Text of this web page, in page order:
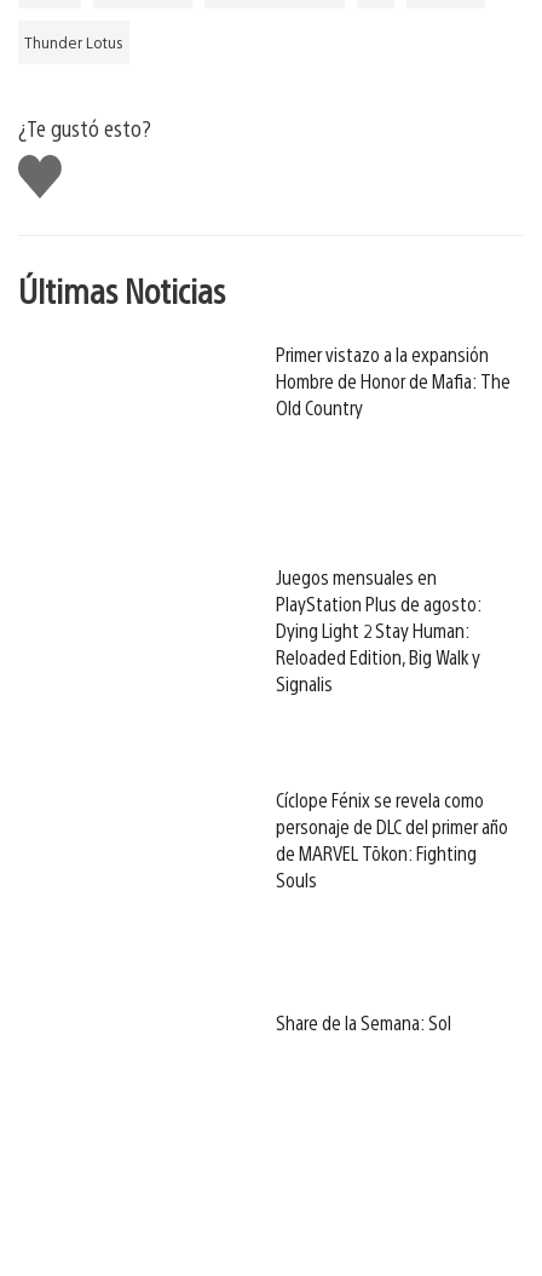
Thunder Lotus
¿Te gustó esto?
Me
gusta
Últimas Noticias
Primer vistazo a la expansión
Hombre de Honor de Mafia: The
Old Country
Juegos mensuales en
PlayStation Plus de agosto:
Dying Light 2 Stay Human:
Reloaded Edition, Big Walk y
Signalis
Cíclope Fénix se revela como
personaje de DLC del primer año
de MARVEL Tōkon: Fighting
Souls
Share de la Semana: Sol